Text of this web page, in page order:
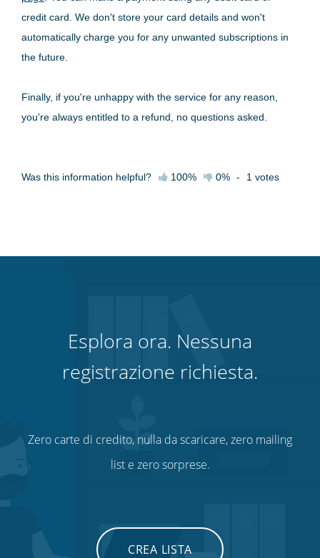
credit card. We don't store your card details and won't
automatically charge you for any unwanted subscriptions in
the future.
Finally, if you're unhappy with the service for any reason,
you're always entitled to a refund, no questions asked.
Was this information helpful? 100% 0% - 1 votes
Esplora ora. Nessuna
registrazione richiesta.
Zero carte di credito, nulla da scaricare, zero mailing
list e zero sorprese.
CREA LISTA